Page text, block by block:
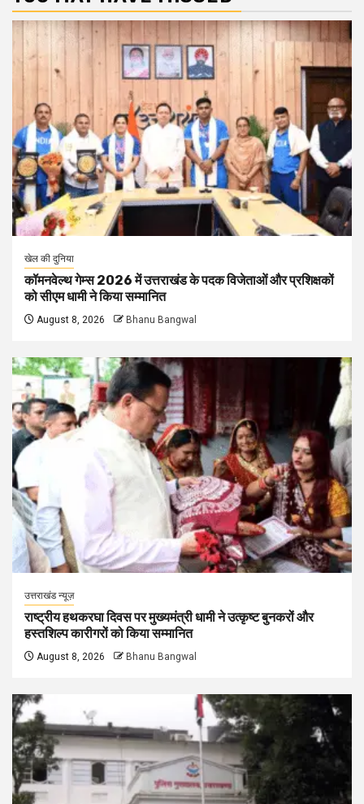
खेल की दुनिया
कॉमनवेल्थ गेम्स 2026 में उत्तराखंड के पदक विजेताओं और प्रशिक्षकों
को सीएम धामी ने किया सम्मानित
August 8, 2026 Bhanu Bangwal
उत्तराखंड न्यूज़
राष्ट्रीय हथकरघा दिवस पर मुख्यमंत्री धामी ने उत्कृष्ट बुनकरों और
हस्तशिल्प कारीगरों को किया सम्मानित
August 8, 2026 Bhanu Bangwal